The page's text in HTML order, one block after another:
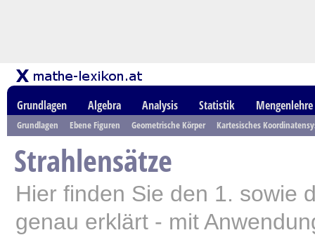
Grundlagen Algebra Analysis Statistik Mengenlehre
Grundlagen Ebene Figuren Geometrische Körper Kartesisches
Strahlensätze
Hier finden Sie den 1. sowie
genau erklärt - mit